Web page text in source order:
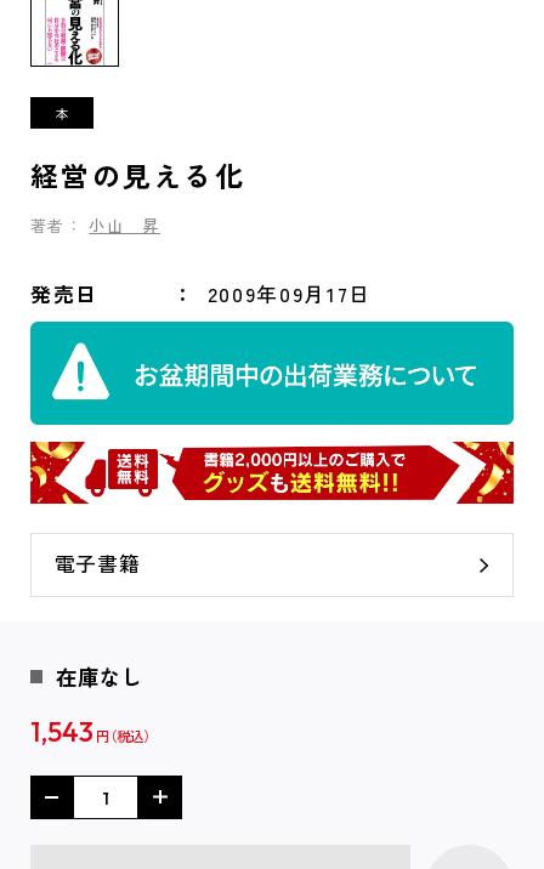
経営の見える化
著者： 小山 昇
発売日 2009年09月17日
電子書籍
在庫なし
1,543 円